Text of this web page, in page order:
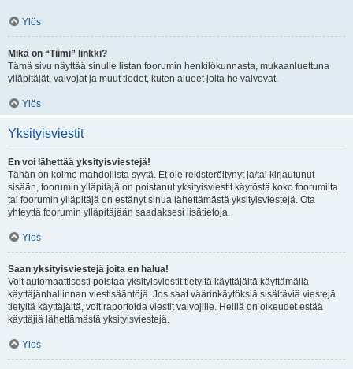
Ylös
Mikä on “Tiimi” linkki?
Tämä sivu näyttää sinulle listan foorumin henkilökunnasta, mukaanluettuna
ylläpitäjät, valvojat ja muut tiedot, kuten alueet joita he valvovat.
Ylös
Yksityisviestit
En voi lähettää yksityisviestejä!
Tähän on kolme mahdollista syytä. Et ole rekisteröitynyt ja/tai kirjautunut
sisään, foorumin ylläpitäjä on poistanut yksityisviestit käytöstä koko foorumilta
tai foorumin ylläpitäjä on estänyt sinua lähettämästä yksityisviestejä. Ota
yhteyttä foorumin ylläpitäjään saadaksesi lisätietoja.
Ylös
Saan yksityisviestejä joita en halua!
Voit automaattisesti poistaa yksityisviestit tietyltä käyttäjältä käyttämällä
käyttäjänhallinnan viestisääntöjä. Jos saat väärinkäytöksiä sisältäviä viestejä
tietyltä käyttäjältä, voit raportoida viestit valvojille. Heillä on oikeudet estää
käyttäjiä lähettämästä yksityisviestejä.
Ylös